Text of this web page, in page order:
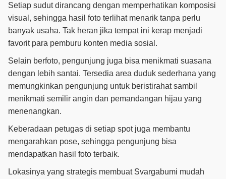
Setiap sudut dirancang dengan memperhatikan komposisi
visual, sehingga hasil foto terlihat menarik tanpa perlu
banyak usaha. Tak heran jika tempat ini kerap menjadi
favorit para pemburu konten media sosial.
Selain berfoto, pengunjung juga bisa menikmati suasana
dengan lebih santai. Tersedia area duduk sederhana yang
memungkinkan pengunjung untuk beristirahat sambil
menikmati semilir angin dan pemandangan hijau yang
menenangkan.
Keberadaan petugas di setiap spot juga membantu
mengarahkan pose, sehingga pengunjung bisa
mendapatkan hasil foto terbaik.
Lokasinya yang strategis membuat Svargabumi mudah